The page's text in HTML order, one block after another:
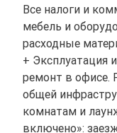
Все налоги и
мебель и
расходные
+ Эксплуатация
ремонт в офисе.
общей
комнатам и
включено»: